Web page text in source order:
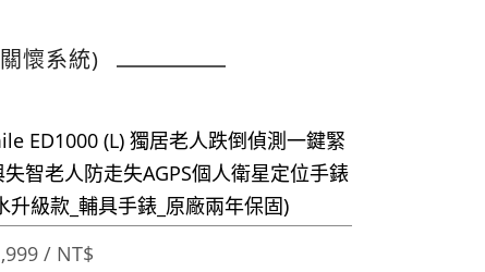
懷系統)
ED1000 (L) 獨居老人跌倒偵測一鍵緊
智老人防走失AGPS個人衛星定位手錶
升級款_輔具手錶_原廠兩年保固)
/ NT$